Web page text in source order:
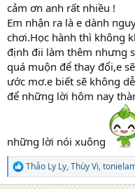
cảm ơn anh rất nhiều !
Em nhận ra là e dành
chơi.Học hành thì không
định đii làm thêm nhưng
quá muộn để thay đổi,e
ước mơ.e biết sẽ không
để những lời hôm nay
những lời nói xuông
R
e
Thảo Ly Ly,Thùy Vi,